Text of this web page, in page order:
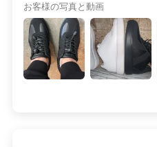
お客様の写真と動画